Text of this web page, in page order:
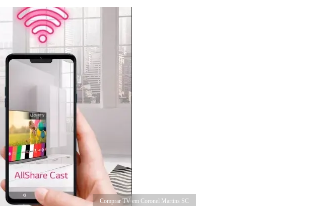
Comprar TV em Coronel Martins SC